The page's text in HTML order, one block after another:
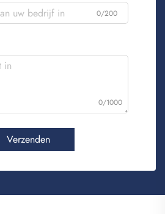
0/200
0/1000
Verzenden